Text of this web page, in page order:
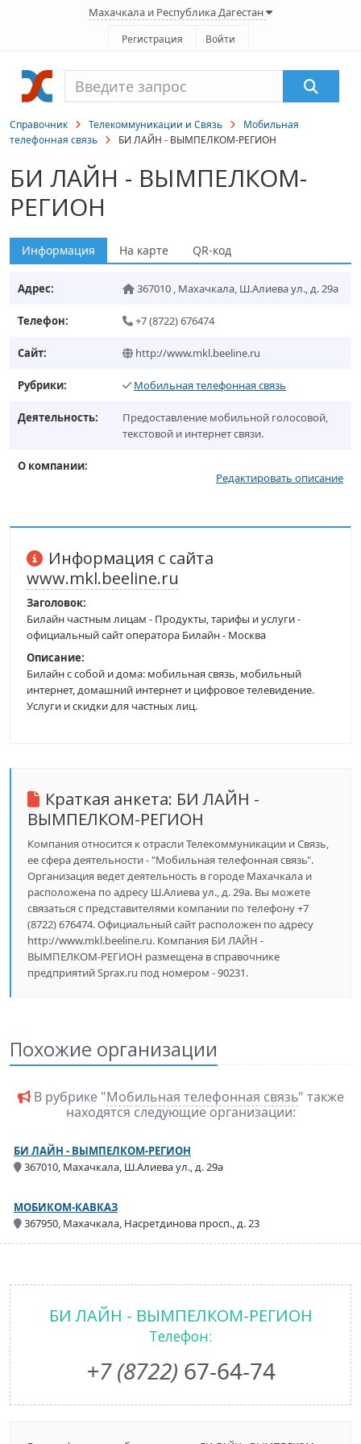
Махачкала и Республика Дагестан
Регистрация Войти
Справочник Телекоммуникации и Связь
Мобильная
телефонная связь
БИ ЛАЙН - ВЫМПЕЛКОМ-РЕГИОН
БИ ЛАЙН - ВЫМПЕЛКОМ-
РЕГИОН
Информация На карте QR-код
Адрес: 367010 , Махачкала, Ш.Алиева ул., д. 29а
Телефон: +7 (8722) 676474
Сайт: http://www.mkl.beeline.ru
Рубрики: Мобильная телефонная связь
Деятельность:
Предоставление мобильной голосовой,
текстовой и интернет связи.
О компании:
Редактировать описание
Информация с сайта
www.mkl.beeline.ru
Заголовок:
Билайн частным лицам - Продукты, тарифы и услуги -
официальный сайт оператора Билайн - Москва
Описание:
Билайн с собой и дома: мобильная связь, мобильный
интернет, домашний интернет и цифровое телевидение.
Услуги и скидки для частных лиц.
Краткая анкета: БИ ЛАЙН -
ВЫМПЕЛКОМ-РЕГИОН
Компания относится к отрасли Телекоммуникации и Связь,
ее сфера деятельности - "Мобильная телефонная связь".
Организация ведет деятельность в городе Махачкала и
расположена по адресу Ш.Алиева ул., д. 29а. Вы можете
связаться с представителями компании по телефону +7
(8722) 676474. Официальный сайт расположен по адресу
http://www.mkl.beeline.ru. Компания БИ ЛАЙН -
ВЫМПЕЛКОМ-РЕГИОН размещена в справочнике
предприятий Sprax.ru под номером - 90231.
Похожие организации
В рубрике "Мобильная телефонная связь" также
находятся следующие организации:
БИ ЛАЙН - ВЫМПЕЛКОМ-РЕГИОН
367010, Махачкала, Ш.Алиева ул., д. 29а
МОБИКОМ-КАВКАЗ
367950, Махачкала, Насретдинова просп., д. 23
БИ ЛАЙН - ВЫМПЕЛКОМ-РЕГИОН
Телефон:
+7 (8722) 67-64-74